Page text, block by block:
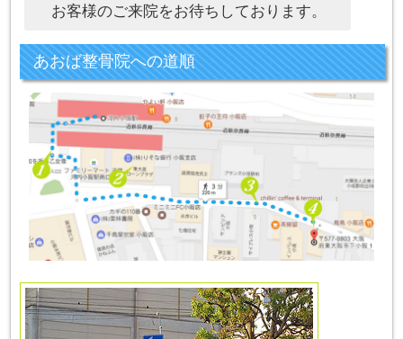
お客様のご来院をお待ちしております。
あおば整骨院への道順